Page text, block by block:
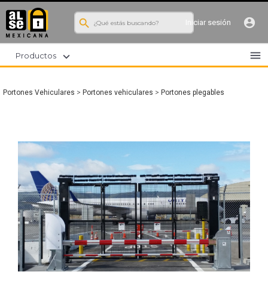
search Iniciar sesión account_circle
menu
Productos expand_more
Portones Vehiculares > Portones vehiculares > Portones plegables